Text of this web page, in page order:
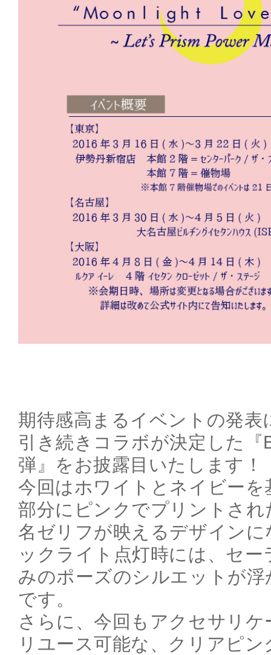
期待感高まるイベントの発表
引き続きコラボが決定した『
弾』をお披露目いたします！
今回はホワイトとネイビー
部分にピンクでプリントさ
名ゼリフが映えるデザイン
ックライト点灯時には、セ
みのポーズのシルエットが
です。
さらに、今回もアクセサリ
リユース可能な、クリアピ